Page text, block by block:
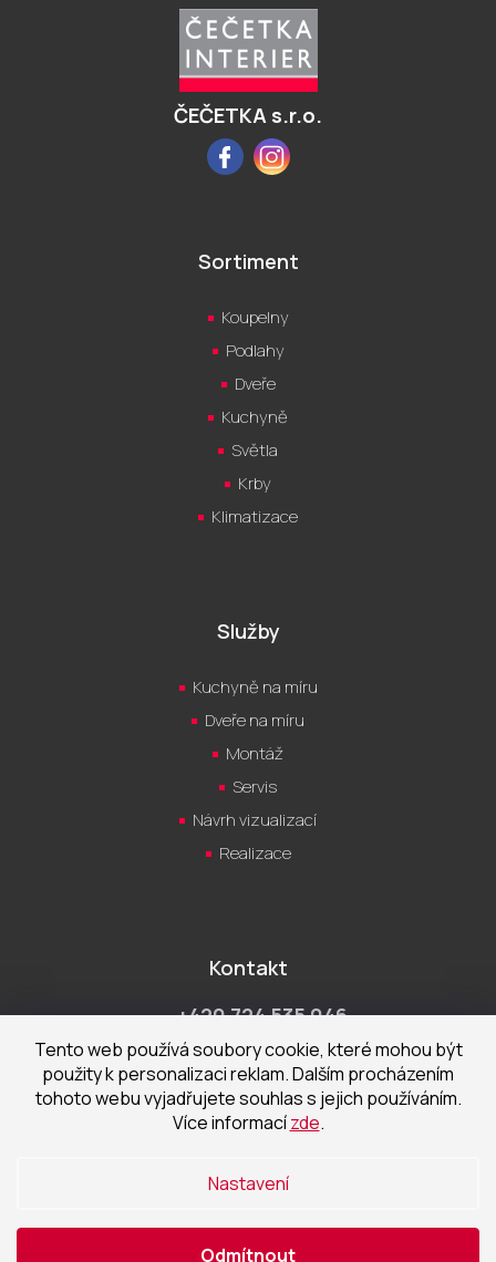
Tento web používá soubory cookie, které mohou být
použity k personalizaci reklam. Dalším procházením
tohoto webu vyjadřujete souhlas s jejich používáním.
Více informacízde.
Nastavení
Odmítnout
ČEČETKA s.r.o.
FacebookInstagram
Sortiment
Koupelny
Podlahy
Dveře
Kuchyně
Světla
Krby
Klimatizace
Služby
Kuchyně na míru
Dveře na míru
Montáž
Servis
Návrh vizualizací
Realizace
Kontakt
+420 724 535 046
Po-Pá 9:00 - 18:00 hod
obchod@cecetka.cz
370 01 České Budějovice